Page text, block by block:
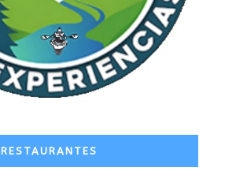
RESTAURANTES